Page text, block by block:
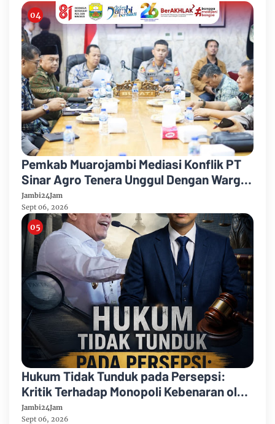
Pemkab Muarojambi Mediasi Konflik PT
Sinar Agro Tenera Unggul Dengan Warga
Sipin Teluk Duren
Jambi24Jam
Sept 06, 2026
Hukum Tidak Tunduk pada Persepsi:
Kritik Terhadap Monopoli Kebenaran oleh
Media dan Aktivis
Jambi24Jam
Sept 06, 2026